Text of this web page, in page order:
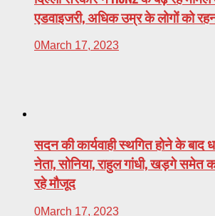
एडवाइजरी, अधिक उम्र के लोगों को
0March 17, 2023
सदन की कार्यवाही स्थगित होने के बाद
नेता, सोनिया, राहुल गांधी, खड़गे समेत
रहे मौजूद
0March 17, 2023